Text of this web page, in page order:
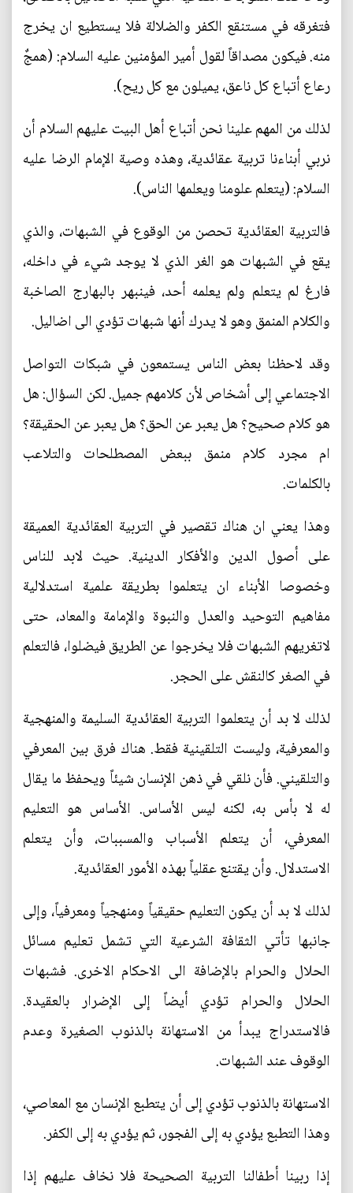
فتغرقه في مستنقع الكفر والضلالة فلا يستطيع ان يخرج
منه. فيكون مصداقاً لقول أمير المؤمنين عليه السلام: (همجٌ
رعاع أتباع كل ناعق، يميلون مع كل ريح).
لذلك من المهم علينا نحن أتباع أهل البيت عليهم السلام أن
نربي أبناءنا تربية عقائدية، وهذه وصية الإمام الرضا عليه
السلام: (يتعلم علومنا ويعلمها الناس).
فالتربية العقائدية تحصن من الوقوع في الشبهات، والذي
يقع في الشبهات هو الغر الذي لا يوجد شيء في داخله،
فارغ لم يتعلم ولم يعلمه أحد، فينبهر بالبهارج الصاخبة
والكلام المنمق وهو لا يدرك أنها شبهات تؤدي الى اضاليل.
وقد لاحظنا بعض الناس يستمعون في شبكات التواصل
الاجتماعي إلى أشخاص لأن كلامهم جميل. لكن السؤال: هل
هو كلام صحيح؟ هل يعبر عن الحق؟ هل يعبر عن الحقيقة؟
ام مجرد كلام منمق ببعض المصطلحات والتلاعب
بالكلمات.
وهذا يعني ان هناك تقصير في التربية العقائدية العميقة
على أصول الدين والأفكار الدينية. حيث لابد للناس
وخصوصا الأبناء ان يتعلموا بطريقة علمية استدلالية
مفاهيم التوحيد والعدل والنبوة والإمامة والمعاد، حتى
لاتغريهم الشبهات فلا يخرجوا عن الطريق فيضلوا، فالتعلم
في الصغر كالنقش على الحجر.
لذلك لا بد أن يتعلموا التربية العقائدية السليمة والمنهجية
والمعرفية، وليست التلقينية فقط. هناك فرق بين المعرفي
والتلقيني. فأن نلقي في ذهن الإنسان شيئاً ويحفظ ما يقال
له لا بأس به، لكنه ليس الأساس. الأساس هو التعليم
المعرفي، أن يتعلم الأسباب والمسببات، وأن يتعلم
الاستدلال. وأن يقتنع عقلياً بهذه الأمور العقائدية.
لذلك لا بد أن يكون التعليم حقيقياً ومنهجياً ومعرفياً، وإلى
جانبها تأتي الثقافة الشرعية التي تشمل تعليم مسائل
الحلال والحرام بالإضافة الى الاحكام الاخرى. فشبهات
الحلال والحرام تؤدي أيضاً إلى الإضرار بالعقيدة.
فالاستدراج يبدأ من الاستهانة بالذنوب الصغيرة وعدم
الوقوف عند الشبهات.
الاستهانة بالذنوب تؤدي إلى أن يتطبع الإنسان مع المعاصي،
وهذا التطبع يؤدي به إلى الفجور، ثم يؤدي به إلى الكفر.
إذا ربينا أطفالنا التربية الصحيحة فلا نخاف عليهم إذا